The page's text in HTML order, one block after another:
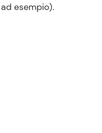
esempio).